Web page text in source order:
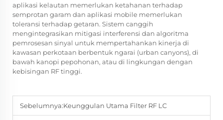
aplikasi kelautan memerlukan ketahanan terhadap
semprotan garam dan aplikasi mobile memerlukan
toleransi terhadap getaran. Sistem canggih
mengintegrasikan mitigasi interferensi dan algoritma
pemrosesan sinyal untuk mempertahankan kinerja di
kawasan perkotaan berbentuk ngarai (urban canyons), di
bawah kanopi pepohonan, atau di lingkungan dengan
kebisingan RF tinggi.
Sebelumnya:Keunggulan Utama Filter RF LC